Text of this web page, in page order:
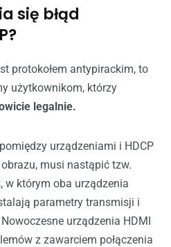
się błąd
protokołem antypirackim, to
użytkownikom, którzy
legalnie.
urządzeniami i HDCP
musi nastąpić tzw.
w którym oba urządzenia
parametry transmisji i
urządzenia HDMI
z zawarciem połączenia